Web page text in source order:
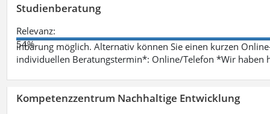
Studienberatung
Relevanz:
54%
inbarung möglich. Alternativ können Sie einen kurzen
individuellen Beratungstermin*: Online/Telefon *Wir haben
Kompetenzzentrum Nachhaltige Entwicklung